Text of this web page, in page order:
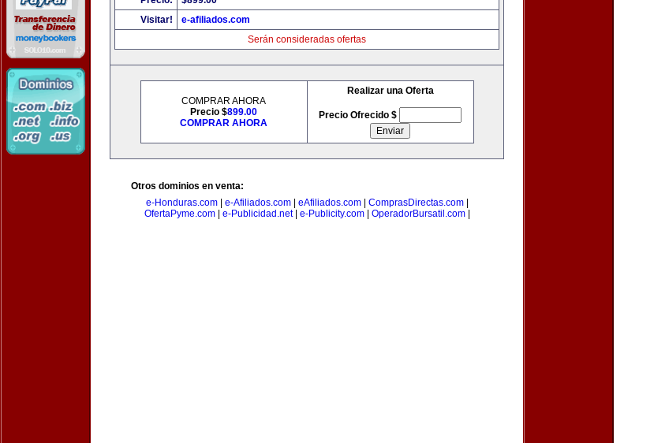
Visitar!
e-afiliados.com
Serán consideradas ofertas
COMPRAR AHORA
Precio $899.00
COMPRAR AHORA
Realizar una Oferta
Precio Ofrecido $
Otros dominios en venta:
e-Honduras.com| e-Afiliados.com| eAfiliados.com| ComprasDirectas.com|
OfertaPyme.com| e-Publicidad.net| e-Publicity.com| OperadorBursatil.com|